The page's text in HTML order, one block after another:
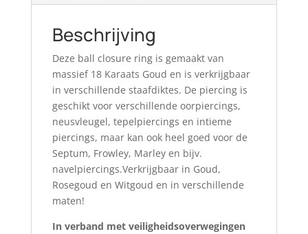
Beschrijving
Deze ball closure ring is gemaakt van
massief 18 Karaats Goud en is verkrijgbaar
in verschillende staafdiktes. De piercing is
geschikt voor verschillende oorpiercings,
neusvleugel, tepelpiercings en intieme
piercings, maar kan ook heel goed voor de
Septum, Frowley, Marley en bijv.
navelpiercings.Verkrijgbaar in Goud,
Rosegoud en Witgoud en in verschillende
maten!
In verband met veiligheidsoverwegingen